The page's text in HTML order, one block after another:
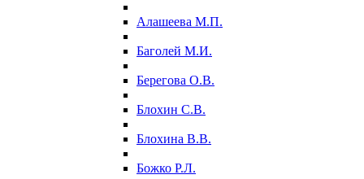
Алашеева М.П.
Баголей М.И.
Берегова О.В.
Блохин С.В.
Блохина В.В.
Божко Р.Л.